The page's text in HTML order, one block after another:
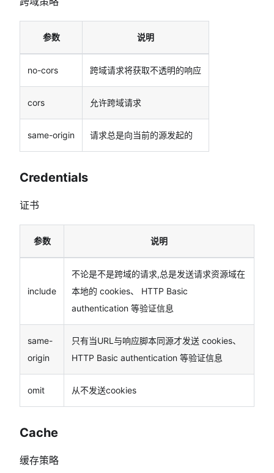
参数 说明
no-cors 跨域请求将获取不透明的响应
cors 允许跨域请求
same-origin 请求总是向当前的源发起的
Credentials
证书
参数 说明
include
不论是不是跨域的请求,总是发送请求资源域在
本地的 cookies、 HTTP Basic
authentication 等验证信息
same-
origin
只有当URL与响应脚本同源才发送 cookies、
HTTP Basic authentication 等验证信息
omit 从不发送cookies
Cache
缓存策略